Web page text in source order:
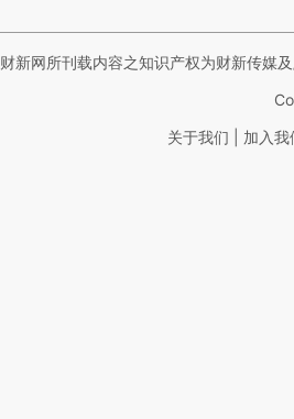
财新网所刊载内容之知识产权为财新传媒
关于我们 加入我